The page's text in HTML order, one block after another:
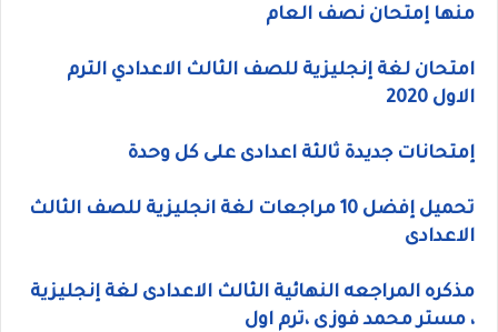
منها إمتحان نصف العام
امتحان لغة إنجليزية للصف الثالث الاعدادي الترم
الاول 2020
إمتحانات جديدة ثالثة اعدادى على كل وحدة
تحميل إفضل 10 مراجعات لغة انجليزية للصف الثالث
الاعدادى
مذكره المراجعه النهائية الثالث الاعدادى لغة إنجليزية
، مستر محمد فوزى ،ترم اول